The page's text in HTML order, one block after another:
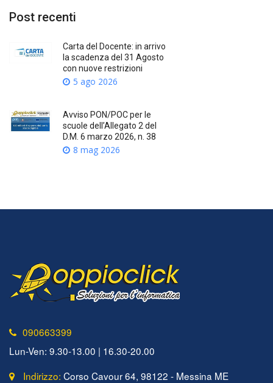
Post recenti
Carta del Docente: in arrivo
la scadenza del 31 Agosto
con nuove restrizioni
5 ago 2026
Avviso PON/POC per le
scuole dell’Allegato 2 del
D.M. 6 marzo 2026, n. 38
8 mag 2026
090663399
Lun-Ven: 9.30-13.00 | 16.30-20.00
Indirizzo: Corso Cavour 64, 98122 - Messina ME